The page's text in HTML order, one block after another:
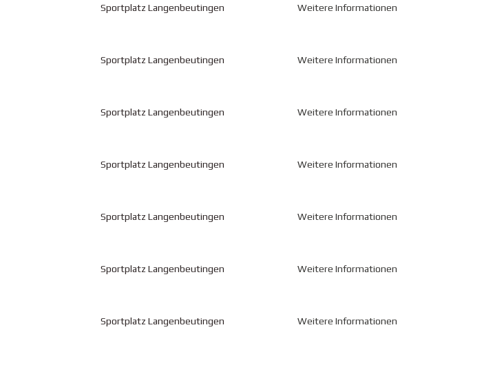
Sportplatz Langenbeutingen Weitere Informationen
Sportplatz Langenbeutingen Weitere Informationen
Sportplatz Langenbeutingen Weitere Informationen
Sportplatz Langenbeutingen Weitere Informationen
Sportplatz Langenbeutingen Weitere Informationen
Sportplatz Langenbeutingen Weitere Informationen
Sportplatz Langenbeutingen Weitere Informationen